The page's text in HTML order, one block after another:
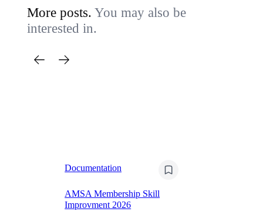
More posts.You may also be
interested in.
Documentation
AMSA Membership Skill
Improvment 2026